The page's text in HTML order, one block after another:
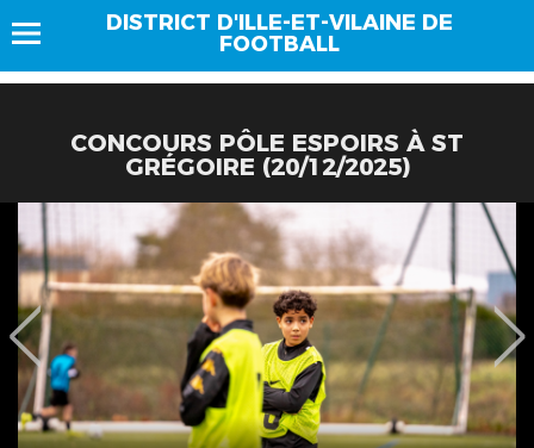
DISTRICT D'ILLE-ET-VILAINE DE
FOOTBALL
CONCOURS PÔLE ESPOIRS À ST
GRÉGOIRE (20/12/2025)